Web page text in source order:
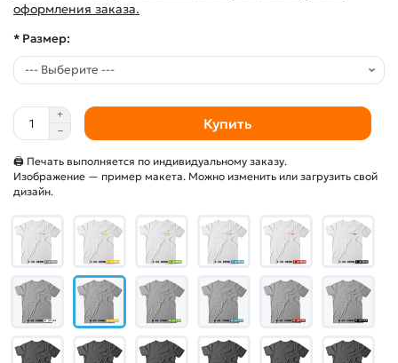
оформления заказа.
* Размер:
Купить
🖨 Печать выполняется по индивидуальному заказу.
Изображение — пример макета. Можно изменить или загрузить свой
дизайн.